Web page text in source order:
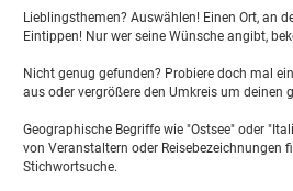
Lieblingsthemen? Auswählen! Einen Ort, an
Eintippen! Nur wer seine Wünsche angibt,
Nicht genug gefunden? Probiere doch mal
aus oder vergrößere den Umkreis um deinen
Geographische Begriffe wie "Ostsee" oder
von Veranstaltern oder Reisebezeichnungen
Stichwortsuche.